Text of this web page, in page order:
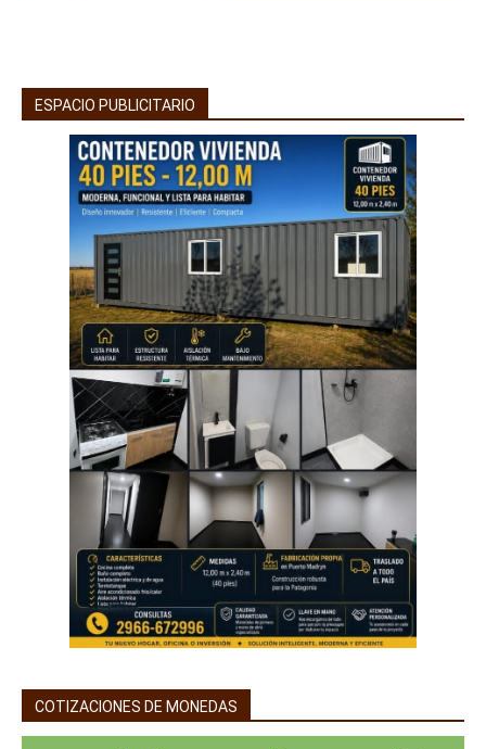
ESPACIO PUBLICITARIO
COTIZACIONES DE MONEDAS